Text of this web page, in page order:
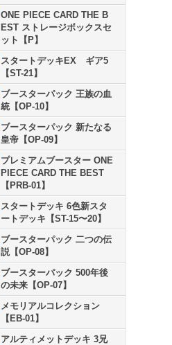
ONE PIECE CARD THE B
EST ストレージボックスセ
ット【P】
スタートデッキEX ギア5
【ST-21】
ブースターパック 王族の血
統【OP-10】
ブースターパック 新たなる
皇帝【OP-09】
プレミアムブースター ONE
PIECE CARD THE BEST
【PRB-01】
スタートデッキ 6色新スタ
ートデッキ【ST-15〜20】
ブースターパック 二つの伝
説【OP-08】
ブースターパック 500年後
の未来【OP-07】
メモリアルコレクション
【EB-01】
アルティメットデッキ 3兄